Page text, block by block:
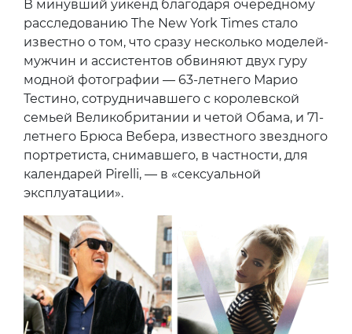
В минувший уикенд благодаря очередному
расследованию The New York Times стало
известно о том, что сразу несколько моделей-
мужчин и ассистентов обвиняют двух гуру
модной фотографии — 63-летнего Марио
Тестино, сотрудничавшего с королевской
семьей Великобритании и четой Обама, и 71-
летнего Брюса Вебера, известного звездного
портретиста, снимавшего, в частности, для
календарей Pirelli, — в «сексуальной
эксплуатации».